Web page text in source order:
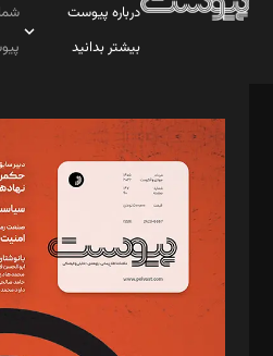
درباره پیوست
بیشتر بدانید
مدیر مسئول: محمدباقر اثنی‌عشری
سردبیر: مهرک محمودی
دبیر تحریریه: میثم قاسمی
د‌بیر ناداستان: سمانه سمیع
د‌بیر خدمت و تجارت: ابوالفضل رجبی
د‌بیر حقوق فناوری: حسام‌الدین ایپکچی
د‌بیر پیوست جهان: مینا پاکدل
د‌بیر تحریریه آنلاین: بابک نقاش